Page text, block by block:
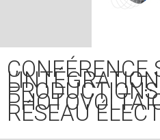
CONFÉRENCE
RÉSEAU